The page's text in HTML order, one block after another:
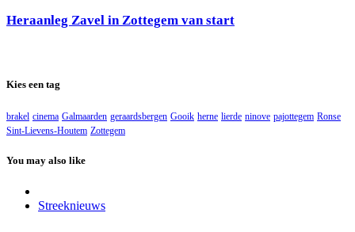
Heraanleg Zavel in Zottegem van start
Kies een tag
brakel cinema Galmaarden geraardsbergen Gooik herne lierde ninove pajottegem Ronse
Sint-Lievens-Houtem Zottegem
You may also like
Streeknieuws